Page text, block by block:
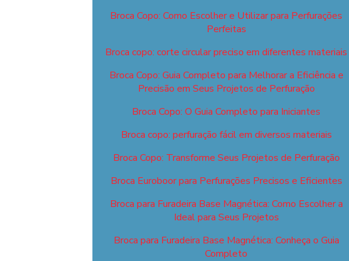
Broca Copo: Como Escolher e Utilizar para Perfurações
Perfeitas
Broca copo: corte circular preciso em diferentes materiais
Broca Copo: Guia Completo para Melhorar a Eficiência e
Precisão em Seus Projetos de Perfuração
Broca Copo: O Guia Completo para Iniciantes
Broca copo: perfuração fácil em diversos materiais
Broca Copo: Transforme Seus Projetos de Perfuração
Broca Euroboor para Perfurações Precisos e Eficientes
Broca para Furadeira Base Magnética: Como Escolher a
Ideal para Seus Projetos
Broca para Furadeira Base Magnética: Conheça o Guia
Completo